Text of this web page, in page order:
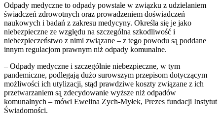
Odpady medyczne to odpady powstałe w związku z udzielaniem
świadczeń zdrowotnych oraz prowadzeniem doświadczeń
naukowych i badań z zakresu medycyny. Określa się je jako
niebezpieczne ze względu na szczególna szkodliwość i
niebezpieczeństwo z nimi związane – z tego powodu są poddane
innym regulacjom prawnym niż odpady komunalne.
– Odpady medyczne i szczególnie niebezpieczne, w tym
pandemiczne, podlegają dużo surowszym przepisom dotyczącym
możliwości ich utylizacji, stąd prawdziwe koszty związane z ich
przetwarzaniem są zdecydowanie wyższe niż odpadów
komunalnych – mówi Ewelina Zych-Myłek, Prezes fundacji Instytut
Świadomości.